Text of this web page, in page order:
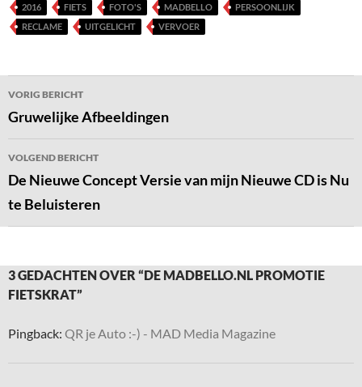
2016 FIETS FOTO'S MADBELLO
PERSOONLIJK
RECLAME
UITGELICHT VERVOER
Bericht
navigatie
VORIG BERICHT
Gruwelijke Afbeeldingen
VOLGEND BERICHT
De Nieuwe Concept Versie van mijn Nieuwe CD is Nu
te Beluisteren
3 GEDACHTEN OVER “DE MADBELLO.NL PROMOTIE
FIETSKRAT”
Pingback: QR je Auto :-) - MAD Media Magazine